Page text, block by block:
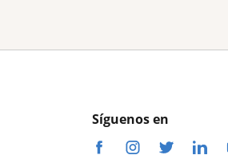
Síguenos en